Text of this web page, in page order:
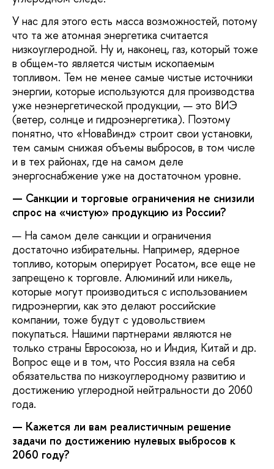
У нас для этого есть масса возможностей, потому
что та же атомная энергетика считается
низкоуглеродной. Ну и, наконец, газ, который тоже
в общем-то является чистым ископаемым
топливом. Тем не менее самые чистые источники
энергии, которые используются для производства
уже неэнергетической продукции, — это ВИЭ
(ветер, солнце и гидроэнергетика). Поэтому
понятно, что «НоваВинд» строит свои установки,
тем самым снижая объемы выбросов, в том числе
и в тех районах, где на самом деле
энергоснабжение уже на достаточном уровне.
— Санкции и торговые ограничения не снизили
спрос на «чистую» продукцию из России?
— На самом деле санкции и ограничения
достаточно избирательны. Например, ядерное
топливо, которым оперирует Росатом, все еще не
запрещено к торговле. Алюминий или никель,
которые могут производиться с использованием
гидроэнергии, как это делают российские
компании, тоже будут с удовольствием
покупаться. Нашими партнерами являются не
только страны Евросоюза, но и Индия, Китай и др.
Вопрос еще и в том, что Россия взяла на себя
обязательства по низкоуглеродному развитию и
достижению углеродной нейтральности до 2060
года.
— Кажется ли вам реалистичным решение
задачи по достижению нулевых выбросов к
2060 году?